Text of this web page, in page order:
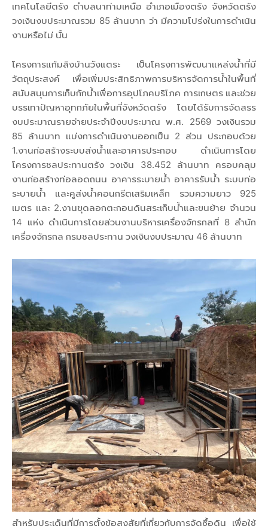
เทคโนโลยีตรัง ตำบลนาท่ามเหนือ อำเภอเมืองตรัง จังหวัดตรัง
วงเงินงบประมาณรวม 85 ล้านบาท ว่า มีความโปร่งในการดำเนิน
งานหรือไม่ นั้น
โครงการแก้มลิงบ้านวังแตระ เป็นโครงการพัฒนาแหล่งน้ำที่มี
วัตถุประสงค์ เพื่อเพิ่มประสิทธิภาพการบริหารจัดการน้ำในพื้นที่
สนับสนุนการเก็บกักน้ำเพื่อการอุปโภคบริโภค การเกษตร และช่วย
บรรเทาปัญหาอุทกภัยในพื้นที่จังหวัดตรัง โดยได้รับการจัดสรร
งบประมาณรายจ่ายประจำปีงบประมาณ พ.ศ. 2569 วงเงินรวม
85 ล้านบาท แบ่งการดำเนินงานออกเป็น 2 ส่วน ประกอบด้วย
1.งานก่อสร้างระบบส่งน้ำและอาคารประกอบ ดำเนินการโดย
โครงการชลประทานตรัง วงเงิน 38.452 ล้านบาท ครอบคลุม
งานก่อสร้างท่อลอดถนน อาคารระบายน้ำ อาคารรับน้ำ ระบบท่อ
ระบายน้ำ และคูส่งน้ำคอนกรีตเสริมเหล็ก รวมความยาว 925
เมตร และ 2.งานขุดลอกตะกอนดินสระเก็บน้ำและขนย้าย จำนวน
14 แห่ง ดำเนินการโดยส่วนงานบริหารเครื่องจักรกลที่ 8 สำนัก
เครื่องจักรกล กรมชลประทาน วงเงินงบประมาณ 46 ล้านบาท
สำหรับประเด็นที่มีการตั้งข้อสงสัยที่เกี่ยวกับการจัดซื้อดิน เพื่อใช้